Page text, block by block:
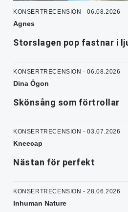
KONSERTRECENSION - 06.08.2026
Agnes
Storslagen pop fastnar i
KONSERTRECENSION - 06.08.2026
Dina Ögon
Skönsång som förtrollar
KONSERTRECENSION - 03.07.2026
Kneecap
Nästan för perfekt
KONSERTRECENSION - 28.06.2026
Inhuman Nature